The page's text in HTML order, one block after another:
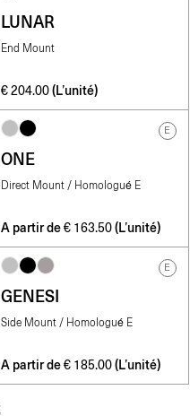
LUNAR
End Mount
€204.00 (L’unité)
E
ONE
Direct Mount / Homologué E
A partir de € 163.50 (L’unité)
E
GENESI
Side Mount / Homologué E
A partir de € 185.00 (L’unité)